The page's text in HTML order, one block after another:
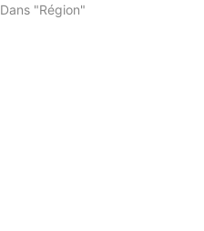
Dans "Région"